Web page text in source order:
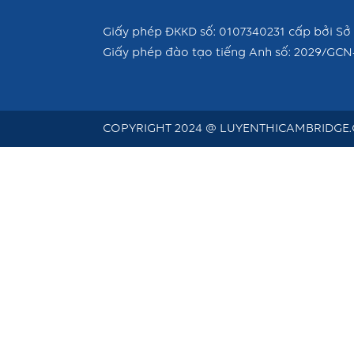
Giấy phép ĐKKD số: 0107340231 cấp bởi
Giấy phép đào tạo tiếng Anh số: 2029/
COPYRIGHT 2024 @